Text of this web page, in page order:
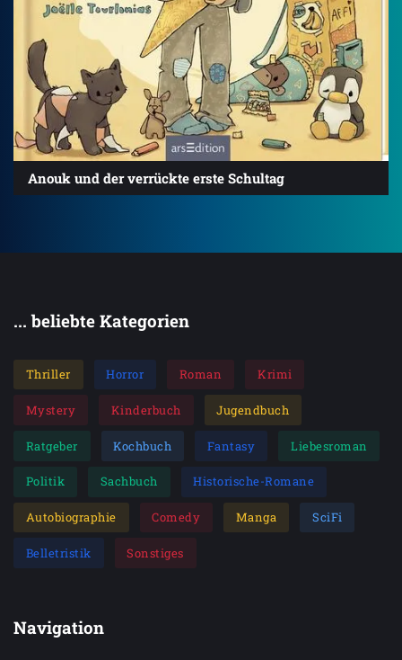
Anouk und der verrückte erste Schultag
... beliebte Kategorien
Thriller Horror Roman Krimi
Mystery Kinderbuch Jugendbuch
Ratgeber Kochbuch Fantasy Liebesroman
Politik Sachbuch Historische-Romane
Autobiographie Comedy Manga SciFi
Belletristik Sonstiges
Navigation